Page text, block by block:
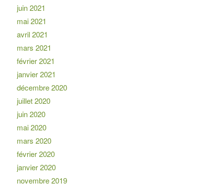
juin 2021
mai 2021
avril 2021
mars 2021
février 2021
janvier 2021
décembre 2020
juillet 2020
juin 2020
mai 2020
mars 2020
février 2020
janvier 2020
novembre 2019